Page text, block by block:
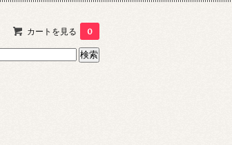
カートを見る 0